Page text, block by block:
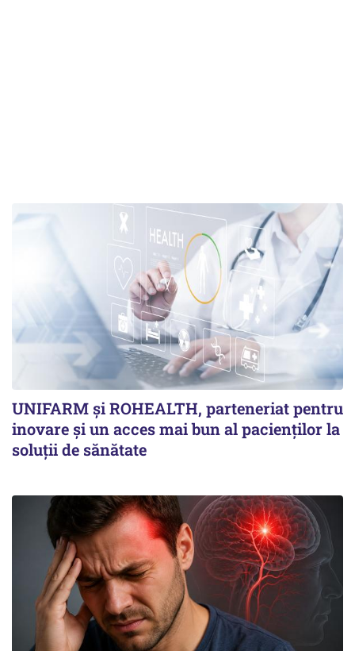
UNIFARM și ROHEALTH, parteneriat pentru
inovare și un acces mai bun al pacienților la
soluții de sănătate